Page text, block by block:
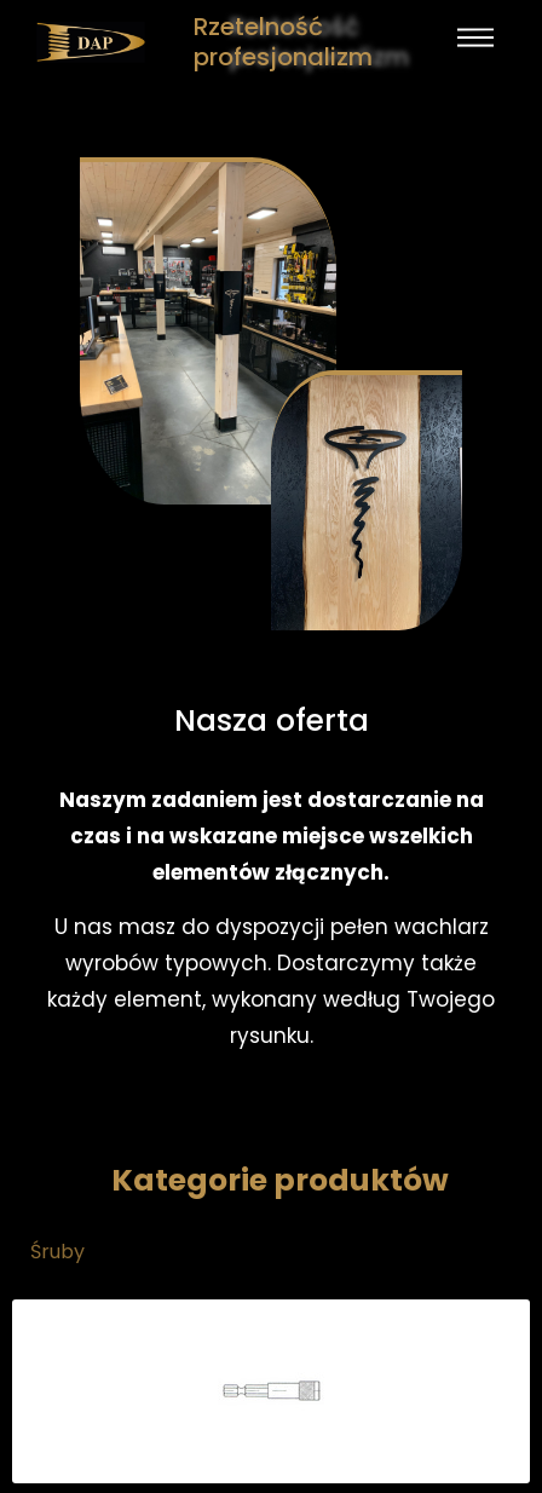
Rzetelność
profesjonalizm
Nasza oferta
Naszym zadaniem jest dostarczanie na
czas i na wskazane miejsce wszelkich
elementów złącznych.
U nas masz do dyspozycji pełen wachlarz
wyrobów typowych. Dostarczymy także
każdy element, wykonany według Twojego
rysunku.
Kategorie produktów
Śruby